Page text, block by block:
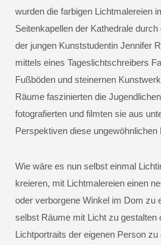
wurden die farbigen Lichtmalereien
Seitenkapellen der Kathedrale
der jungen Kunststudentin Jennifer
mittels eines Tageslichtschreibers
Fußböden und steinernen
Räume faszinierten die
fotografierten und filmten sie aus
Perspektiven diese ungewöhnlichen
Wie wäre es nun selbst einmal
kreieren, mit Lichtmalereien einen
oder verborgene Winkel im Dom zu
selbst Räume mit Licht zu gestalten
Lichtportraits der eigenen Person